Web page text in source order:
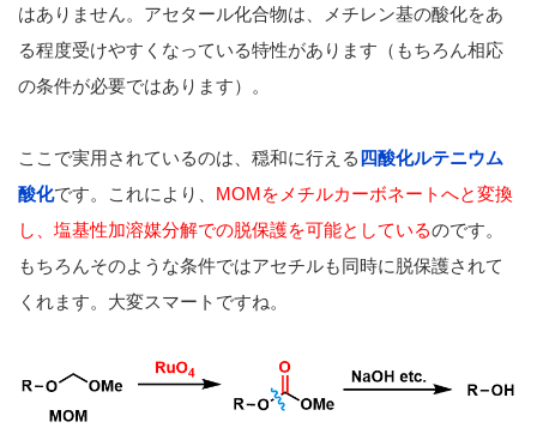
はありません。アセタール化合物は、メチレン基の酸化をあ
る程度受けやすくなっている特性があります（もちろん相応
の条件が必要ではあります）。
ここで実用されているのは、穏和に行える 四酸化ルテニウム
酸化です。これにより、 MOMをメチルカーボネートへと変換
し、塩基性加溶媒分解での脱保護を可能としているのです。
もちろんそのような条件ではアセチルも同時に脱保護されて
くれます。大変スマートですね。